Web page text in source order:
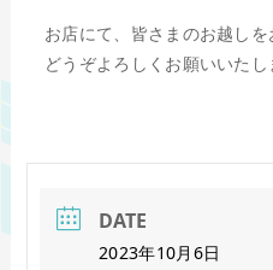
お店にて、皆さまのお越し
どうぞよろしくお願いいたし
DATE
2023年10月6日